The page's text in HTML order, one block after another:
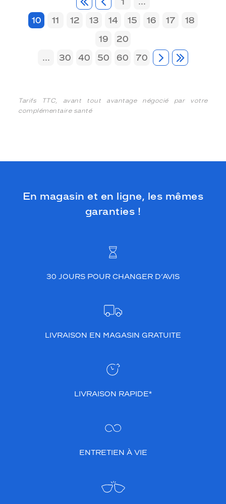
10
11 12 13 14 15 16 17
18
19
20
...
30 40 50 60 70
Tarifs TTC, avant tout avantage négocié par votre
complémentaire santé
En magasin et en ligne, les mêmes
garanties !
30 JOURS POUR CHANGER D’AVIS
LIVRAISON EN MAGASIN GRATUITE
LIVRAISON RAPIDE*
ENTRETIEN À VIE